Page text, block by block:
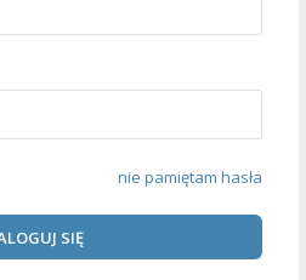
nie pamiętam hasła
SIĘ